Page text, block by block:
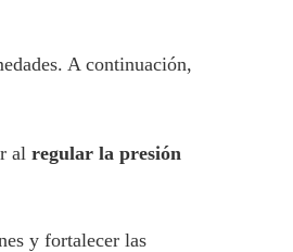
A continuación,
al regular la presión
y fortalecer las